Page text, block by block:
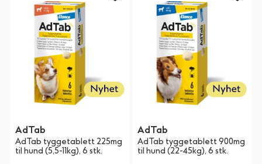
AdTab
AdTab tyggetablett 225mg
til hund (5,5-11kg), 6 stk.
AdTab
AdTab tyggetablett 900mg
til hund (22-45kg), 6 stk.